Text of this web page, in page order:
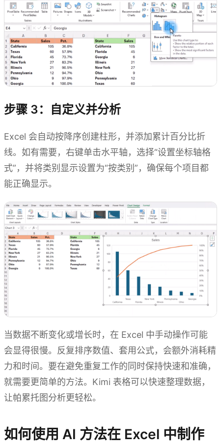
步骤 3：自定义并分析
Excel 会自动按降序创建柱形，并添加累计百分比折
线。如有需要，右键单击水平轴，选择“设置坐标轴格
式”，并将类别显示设置为“按类别”，确保每个项目都
能正确显示。
当数据不断变化或增长时，在 Excel 中手动操作可能
会显得很慢。反复排序数值、套用公式，会额外消耗精
力和时间。要在避免重复工作的同时保持快速和准确，
就需要更简单的方法。Kimi 表格可以快速整理数据，
让帕累托图分析更轻松。
如何使用 AI 方法在 Excel 中制作